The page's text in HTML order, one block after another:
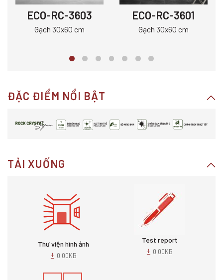
ECO-RC-3603
Gạch 30x60 cm
ECO-RC-3601
Gạch 30x60 cm
ĐẶC ĐIỂM NỔI BẬT
TẢI XUỐNG
Thư viện hình ảnh
0.00KB
Test report
0.00KB